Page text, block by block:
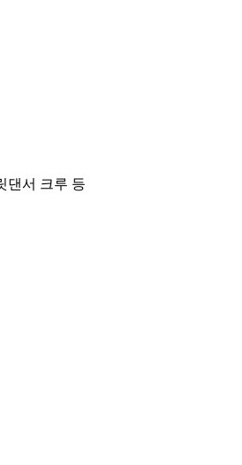
댄서 크루 등